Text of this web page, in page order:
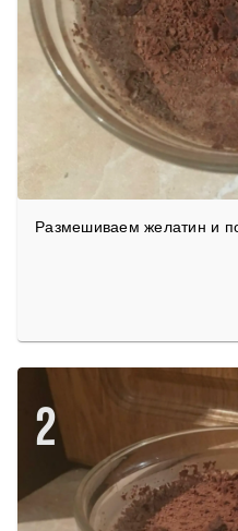
Размешиваем желатин и
2